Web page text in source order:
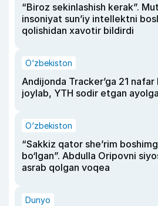
“Biroz sekinlashish kerak”.
insoniyat sun’iy intellektni
qolishidan xavotir bildirdi
O‘zbekiston
Andijonda Tracker’ga 21 nafar
joylab, YTH sodir etgan
O‘zbekiston
“Sakkiz qator she’rim
bo‘lgan”. Abdulla Oripovni
asrab qolgan voqea
Dunyo